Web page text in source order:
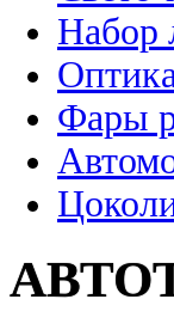
Набор
Фары